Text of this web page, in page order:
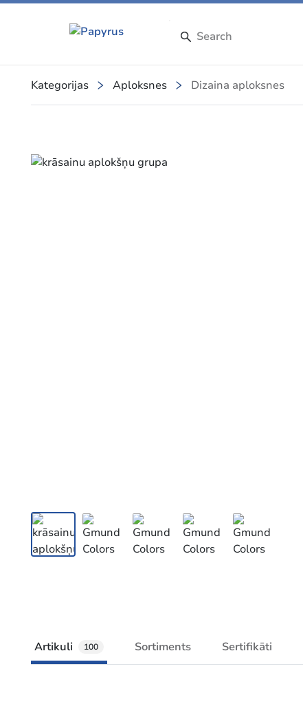
Kategorijas Aploksnes Dizaina aploksnes
Slide 1 of 5
Artikuli 100 Sortiments Sertifikāti